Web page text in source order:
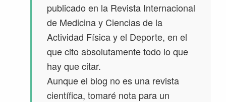
publicado en la Revista Internacional
de Medicina y Ciencias de la
Actividad Física y el Deporte, en el
que cito absolutamente todo lo que
hay que citar.
Aunque el blog no es una revista
científica, tomaré nota para un